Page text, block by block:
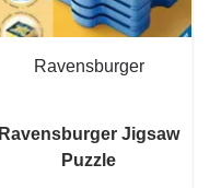
Ravensburger
Ravensburger Jigsaw
Puzzle